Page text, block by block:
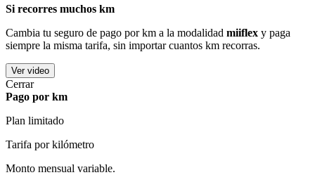
Si recorres muchos km
Cambia tu seguro de pago por km a la modalidad miiflex y paga
siempre la misma tarifa, sin importar cuantos km recorras.
Ver video
Cerrar
Pago por km
Plan limitado
Tarifa por kilómetro
Monto mensual variable.